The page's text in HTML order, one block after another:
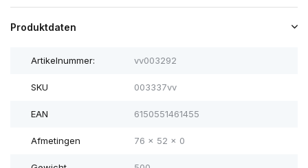
Produktdaten
Artikelnummer: vv003292
SKU 003337vv
EAN 6150551461455
Afmetingen 76 x 52 x 0